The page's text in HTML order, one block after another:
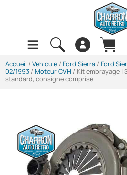
Accueil / Véhicule / Ford Sierra / Ford
02/1993 / Moteur CVH / Kit embrayage |
standard, consigne comprise